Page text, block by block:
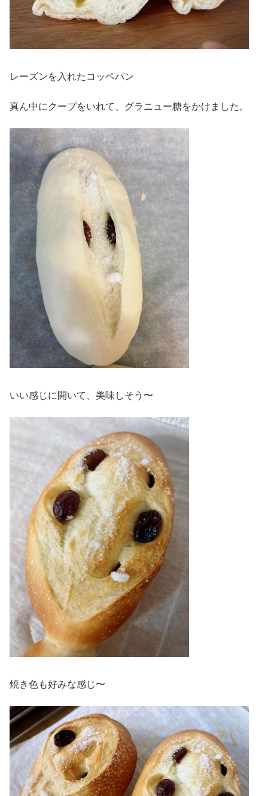
レーズンを入れたコッペパン
真ん中にクープをいれて、グラニュー糖をかけました。
いい感じに開いて、美味しそう〜
焼き色も好みな感じ〜